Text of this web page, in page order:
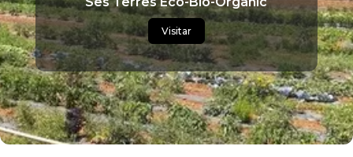
Visitar